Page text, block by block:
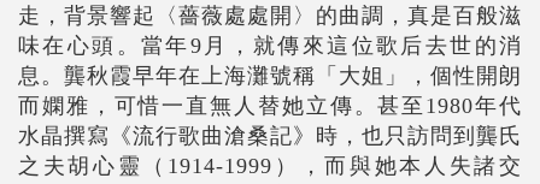
走，背景響起〈薔薇處處開〉的曲調，真是百般滋
味在心頭。當年9月，就傳來這位歌后去世的消
息。龔秋霞早年在上海灘號稱「大姐」，個性開朗
而嫻雅，可惜一直無人替她立傳。甚至1980年代
水晶撰寫《流行歌曲滄桑記》時，也只訪問到龔氏
之夫胡心靈（1914-1999），而與她本人失諸交